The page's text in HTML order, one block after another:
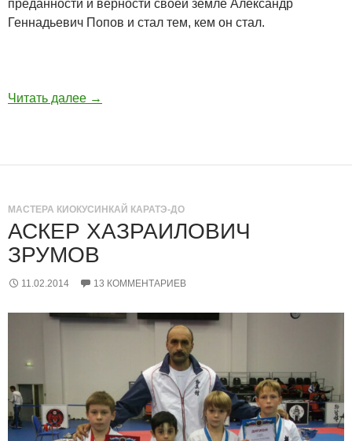
преданности и верности своей земле Александр
Геннадьевич Попов и стал тем, кем он стал.
Читать далее →
МАСТЕРА КИОКУСИНКАЙ КАРАТЭ-ДО
АСКЕР ХАЗРАИЛОВИЧ
ЗРУМОВ
11.02.2014 13 КОММЕНТАРИЕВ